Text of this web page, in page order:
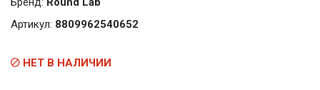
Артикул: 8809962540652
НЕТ В НАЛИЧИИ